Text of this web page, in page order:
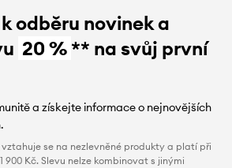
odběru novinek a
20 %** na svůj první
a získejte informace o nejnovějších
se na nezlevněné produkty a platí při
900 Kč. Slevu nelze kombinovat s jinými